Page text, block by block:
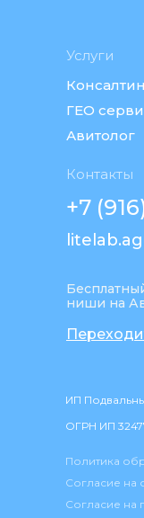
Авитолог
ГЕО
ИП
ОГРН ИП
Контакты
Услуги
Согласие на
Согласие на
Политика
ниши на
+7